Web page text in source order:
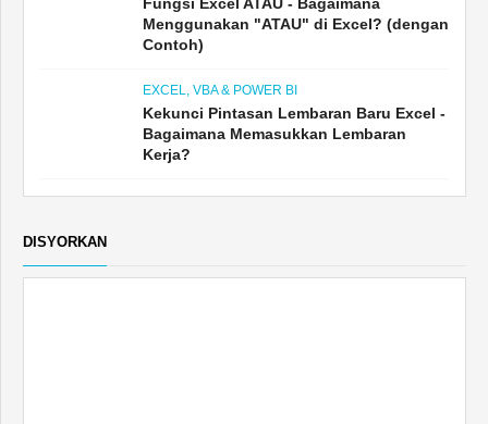
Fungsi Excel ATAU - Bagaimana
Menggunakan "ATAU" di Excel? (dengan
Contoh)
EXCEL, VBA & POWER BI
Kekunci Pintasan Lembaran Baru Excel -
Bagaimana Memasukkan Lembaran
Kerja?
DISYORKAN